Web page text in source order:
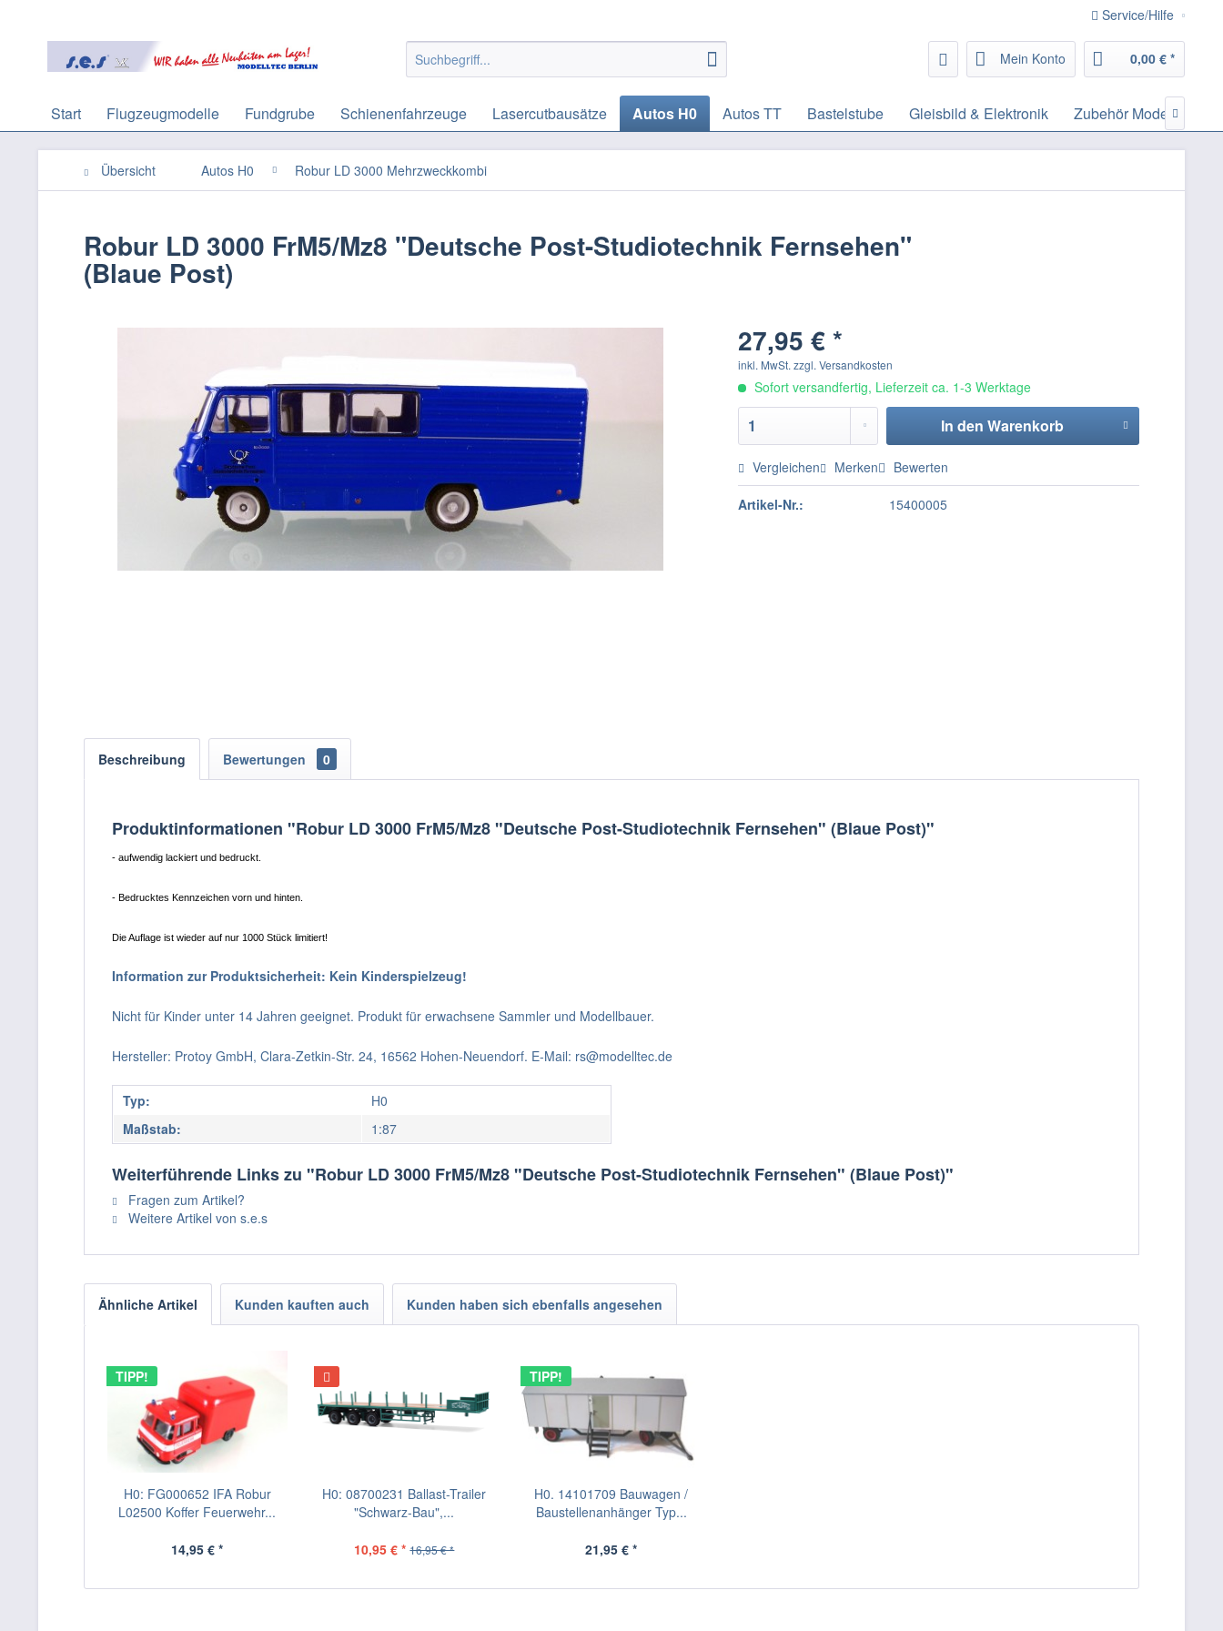
Service/Hilfe
Mein Konto 0,00 € *
Start Flugzeugmodelle Fundgrube Schienenfahrzeuge Lasercutbausätze Autos H0 Autos TT Bastelstube Gleisbild & Elektronik Zubehör 
Übersicht Autos H0 Robur LD 3000 Mehrzweckkombi
Robur LD 3000 FrM5/Mz8 "Deutsche Post-Studiotechnik Fernsehen"
(Blaue Post)
27,95 € *
inkl. MwSt.zzgl. Versandkosten
Sofort versandfertig, Lieferzeit ca. 1-3 Werktage
In den Warenkorb
Vergleichen Merken Bewerten
Artikel-Nr.: 15400005
Beschreibung Bewertungen 0
Produktinformationen "Robur LD 3000 FrM5/Mz8 "Deutsche Post-Studiotechnik Fernsehen" (Blaue Post)"
- aufwendig lackiert und bedruckt.
- Bedrucktes Kennzeichen vorn und hinten.
Die Auflage ist wieder auf nur 1000 Stück limitiert!
Information zur Produktsicherheit: Kein Kinderspielzeug!
Nicht für Kinder unter 14 Jahren geeignet. Produkt für erwachsene Sammler und Modellbauer.
Hersteller: Protoy GmbH, Clara-Zetkin-Str. 24, 16562 Hohen-Neuendorf. E-Mail: rs@modelltec.de
Typ:
H0
Maßstab:
1:87
Weiterführende Links zu "Robur LD 3000 FrM5/Mz8 "Deutsche Post-Studiotechnik Fernsehen" (Blaue Post)"
Fragen zum Artikel?
Weitere Artikel von s.e.s
Ähnliche Artikel Kunden kauften auch Kunden haben sich ebenfalls angesehen
TIPP!
H0: FG000652 IFA Robur
L02500 Koffer Feuerwehr...
14,95 € *
H0: 08700231 Ballast-Trailer
"Schwarz-Bau",...
10,95 € * 16,95 € *
TIPP!
H0. 14101709 Bauwagen /
Baustellenanhänger Typ...
21,95 € *